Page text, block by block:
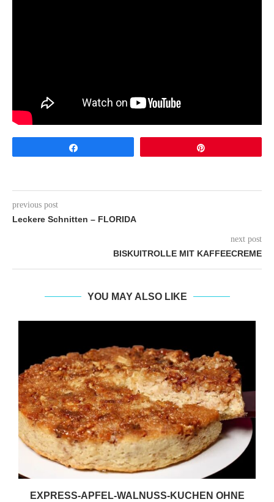
previous post
Leckere Schnitten – FLORIDA
next post
BISKUITROLLE MIT KAFFEECREME
YOU MAY ALSO LIKE
EXPRESS-APFEL-WALNUSS-KUCHEN OHNE